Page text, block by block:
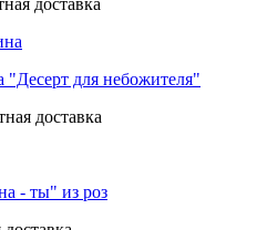
"Десерт для небожителя"
- ты" из роз